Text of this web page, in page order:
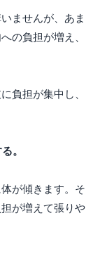
ませんが、あま
の負担が増え、
負担が集中し、
。
が傾きます。そ
が増えて張りや